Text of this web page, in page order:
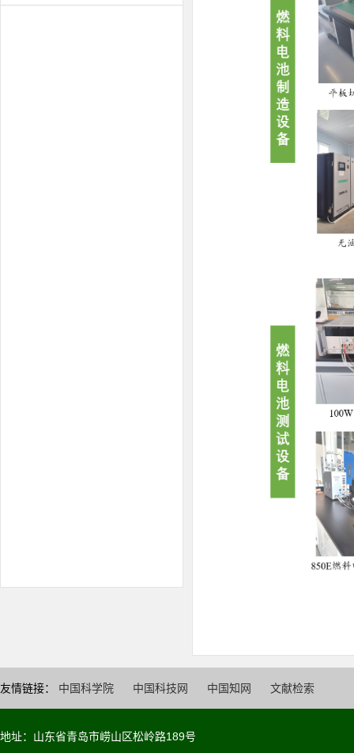
友情链接： 中国科学院 中国科技网 中国知网 文献检索
地址：山东省青岛市崂山区松岭路189号